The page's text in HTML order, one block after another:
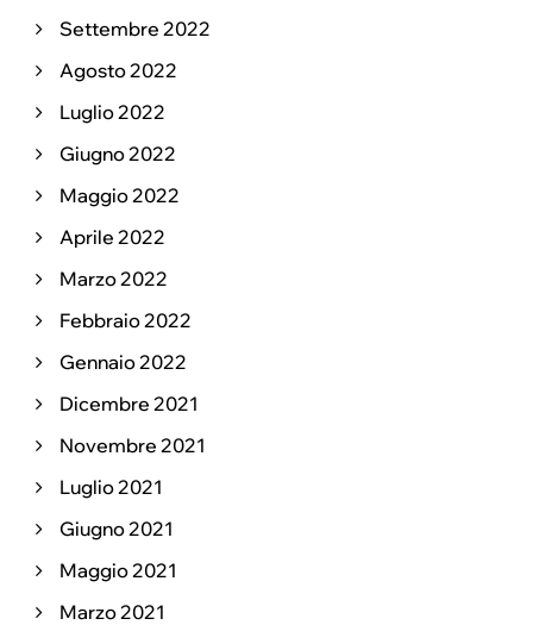
Settembre 2022
Agosto 2022
Luglio 2022
Giugno 2022
Maggio 2022
Aprile 2022
Marzo 2022
Febbraio 2022
Gennaio 2022
Dicembre 2021
Novembre 2021
Luglio 2021
Giugno 2021
Maggio 2021
Marzo 2021